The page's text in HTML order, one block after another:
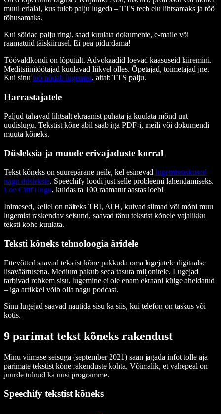
muul erialal, kus tuleb palju lugeda – TTS teeb elu lihtsamaks ja töö
tõhusamaks.
Kui sõidad palju ringi, saad kuulata dokumente, e-maile või
raamatuid täiskiirusel. Ei pea pidurdama!
Töövaldkondi on lõputult. Advokaadid loevad kaasuseid kiiremini.
Meditsiinitöötajad kuulavad liikvel olles. Õpetajad, toimetajad jne.
Kui sinu töö nõuab lugemist, aitab TTS palju.
Harrastajatele
Paljud tahavad lihtsalt ekraanist puhata ja kuulata mõnd uut
uudislugu. Tekstist kõne abil saab iga PDF-i, meili või dokumendi
muuta kõneks.
Düsleksia ja muude erivajaduste korral
Tekst kõneks on suurepärane neile, kel esinevad lugemisraskused
nagu düsleksia. Speechify loodi just selle probleemi lahendamiseks.
Loe Cliff'i lugu, kuidas ta 100 raamatut aastas loeb!
Inimesed, kellel on näiteks TBI, ATH, kuivad silmad või mõni muu
lugemist raskendav seisund, saavad tänu tekstist kõnele vajalikku
teksti kohe kuulata.
Teksti kõneks tehnoloogia äridele
Ettevõtted saavad tekstist kõne pakkuda oma lugejatele digitaalse
lisaväärtusena. Medium pakub seda tasuta miljonitele. Lugejad
tarbivad rohkem sisu, lugemine ei ole enam ekraani külge aheldatud
– iga artikkel võib olla nagu podcast.
Sinu lugejad saavad nautida sisu ka siis, kui telefon on taskus või
kotis.
9 parimat tekst kõneks rakendust
Minu viimase seisuga (september 2021) saan jagada infot tolle aja
parimate tekstist kõne rakenduste kohta. Võimalik, et vahepeal on
juurde tulnud ka uusi programme.
Speechify tekstist kõneks